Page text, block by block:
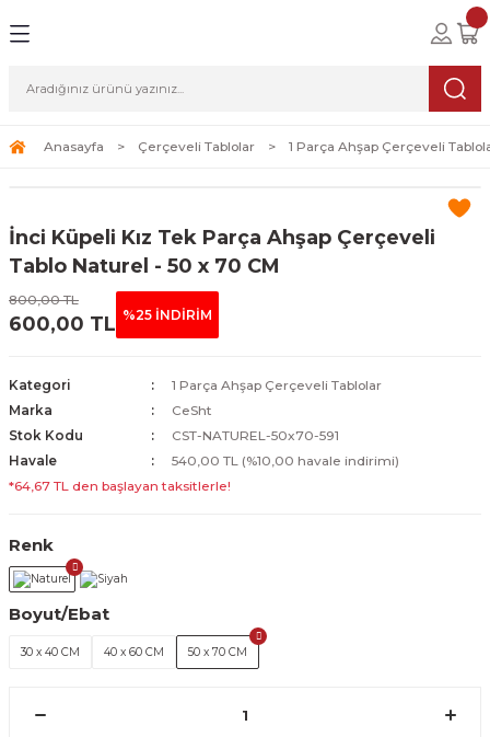
Tablolar
Tablolar
Sanat
Anasayfa Çerçeveli Tablolar 1 Parça Ahşap Çerçeveli
İnci Küpeli Kız Tek Parça Ahşap Çerçeveli
Tablo Naturel - 50 x 70 CM
800,00 TL
600,00 TL %25 İNDİRİM
Kategori
1 Parça Ahşap Çerçeveli Tablolar
Marka
CeSht
Stok Kodu
CST-NATUREL-50x70-591
Havale
540,00 TL (%10,00 havale indirimi)
*64,67 TL den başlayan taksitlerle!
Renk
Boyut/Ebat
30 x 40 CM 40 x 60 CM 50 x 70 CM